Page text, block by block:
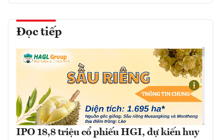
Đọc tiếp
IPO 18,8 triệu cổ phiếu HGI, dự kiến huy